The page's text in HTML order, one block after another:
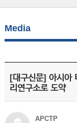
Media
[대구신문] 아시아
리연구소로 도약
APCTP